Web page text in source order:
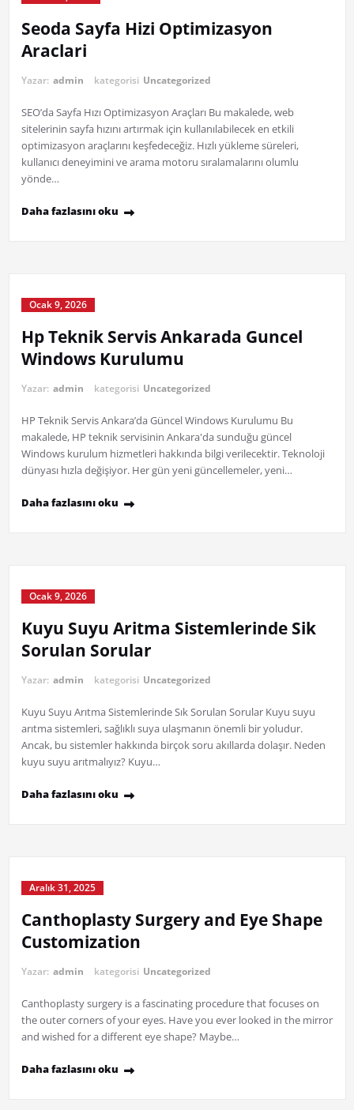
Seoda Sayfa Hizi Optimizasyon
Araclari
Yazar: admin kategorisi Uncategorized
SEO’da Sayfa Hızı Optimizasyon Araçları Bu makalede, web
sitelerinin sayfa hızını artırmak için kullanılabilecek en etkili
optimizasyon araçlarını keşfedeceğiz. Hızlı yükleme süreleri,
kullanıcı deneyimini ve arama motoru sıralamalarını olumlu
yönde…
Daha fazlasını oku
Ocak 9, 2026
Hp Teknik Servis Ankarada Guncel
Windows Kurulumu
Yazar: admin kategorisi Uncategorized
HP Teknik Servis Ankara’da Güncel Windows Kurulumu Bu
makalede, HP teknik servisinin Ankara'da sunduğu güncel
Windows kurulum hizmetleri hakkında bilgi verilecektir. Teknoloji
dünyası hızla değişiyor. Her gün yeni güncellemeler, yeni…
Daha fazlasını oku
Ocak 9, 2026
Kuyu Suyu Aritma Sistemlerinde Sik
Sorulan Sorular
Yazar: admin kategorisi Uncategorized
Kuyu Suyu Arıtma Sistemlerinde Sık Sorulan Sorular Kuyu suyu
arıtma sistemleri, sağlıklı suya ulaşmanın önemli bir yoludur.
Ancak, bu sistemler hakkında birçok soru akıllarda dolaşır. Neden
kuyu suyu arıtmalıyız? Kuyu…
Daha fazlasını oku
Aralık 31, 2025
Canthoplasty Surgery and Eye Shape
Customization
Yazar: admin kategorisi Uncategorized
Canthoplasty surgery is a fascinating procedure that focuses on
the outer corners of your eyes. Have you ever looked in the mirror
and wished for a different eye shape? Maybe…
Daha fazlasını oku